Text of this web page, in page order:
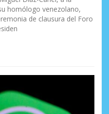
homólogo venezolano,
de clausura del Foro